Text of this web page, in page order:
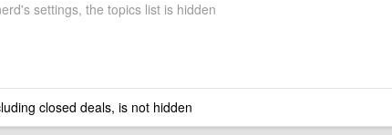
settings, the topics list is hidden
closed deals, is not hidden